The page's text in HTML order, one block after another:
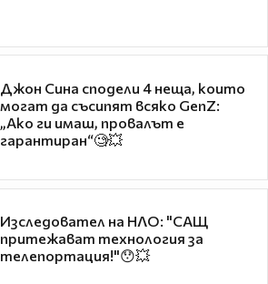
Джон Сина сподели 4 неща, които
могат да съсипят всяко GenZ:
„Ако ги имаш, провалът е
гарантиран“🧐💥
Изследовател на НЛО: "САЩ
притежават технология за
телепортация!"😯💥